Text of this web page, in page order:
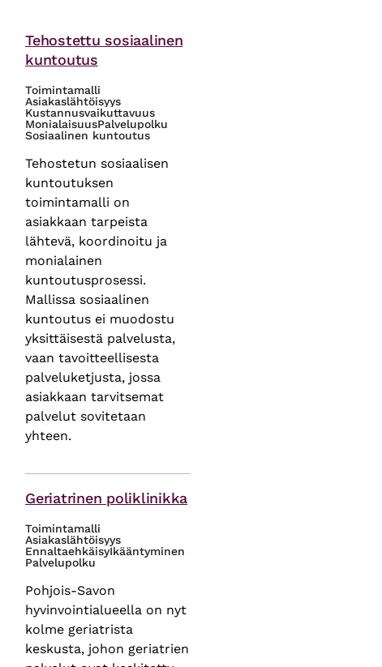
Tehostettu sosiaalinen
kuntoutus
Toimintamalli
Asiakaslähtöisyys
Kustannusvaikuttavuus
MonialaisuusPalvelupolku
Sosiaalinen kuntoutus
Tehostetun sosiaalisen
kuntoutuksen
toimintamalli on
asiakkaan tarpeista
lähtevä, koordinoitu ja
monialainen
kuntoutusprosessi.
Mallissa sosiaalinen
kuntoutus ei muodostu
yksittäisestä palvelusta,
vaan tavoitteellisesta
palveluketjusta, jossa
asiakkaan tarvitsemat
palvelut sovitetaan
yhteen.
Geriatrinen poliklinikka
Toimintamalli
Asiakaslähtöisyys
EnnaltaehkäisyIkääntyminen
Palvelupolku
Pohjois-Savon
hyvinvointialueella on nyt
kolme geriatrista
keskusta, johon geriatrien